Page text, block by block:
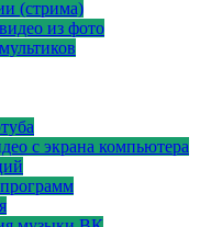
(стрима)
из фото
с экрана компьютера